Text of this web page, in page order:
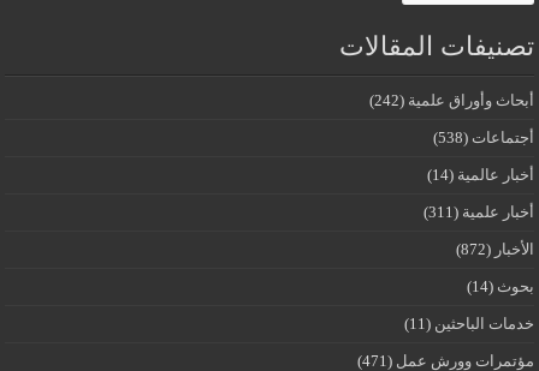
تصنيفات المقالات
أبحاث وأوراق علمية (242)
أجتماعات (538)
أخبار عالمية (14)
أخبار علمية (311)
الأخبار (872)
بحوث (14)
خدمات الباحثين (11)
مؤتمرات وورش عمل (471)